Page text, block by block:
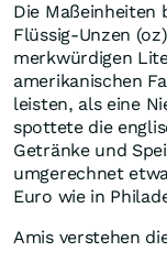
Die Maßeinheiten
Flüssig-Unzen
merkwürdigen
amerikanischen
leisten, als eine
spottete die
Getränke und
umgerechnet
Euro wie in
Amis verstehen